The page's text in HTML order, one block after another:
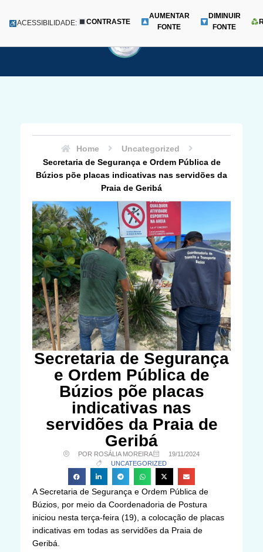
para
Menu
ACESSIBILIDADE: CONTRASTE
AUMENTAR
FONTE
DIMINUIR
FONTE
Home
Uncategorized
Secretaria de Segurança e Ordem Pública de
Búzios põe placas indicativas nas servidões da
Praia de Geribá
Secretaria de Segurança
e Ordem Pública de
Búzios põe placas
indicativas nas
servidões da Praia de
Geribá
POR ROSÁLIA MOREIRA
19/11/2024
UNCATEGORIZED
A Secretaria de Segurança e Ordem Pública de
Búzios, por meio da Coordenadoria de Postura
iniciou nesta terça-feira (19), a colocação de placas
indicativas em todas as servidões da Praia de
Geribá.